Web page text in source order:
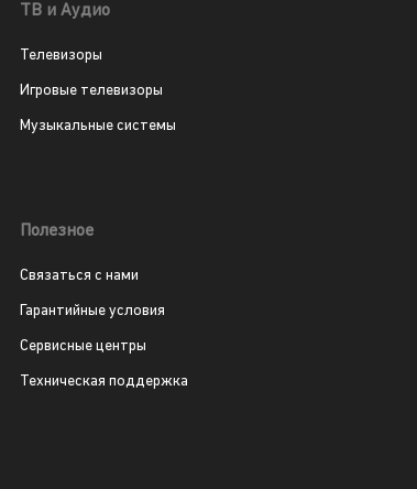
ТВ и Аудио
Телевизоры
Игровые телевизоры
Музыкальные системы
Полезное
Связаться с нами
Гарантийные условия
Сервисные центры
Техническая поддержка